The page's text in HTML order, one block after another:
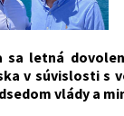
sa letná
v súvislosti s
vlády a